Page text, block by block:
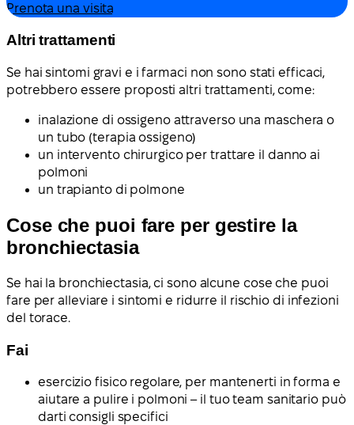
Prenota una visita
Altri trattamenti
Se hai sintomi gravi e i farmaci non sono stati efficaci,
potrebbero essere proposti altri trattamenti, come:
inalazione di ossigeno attraverso una maschera o
un tubo (terapia ossigeno)
un intervento chirurgico per trattare il danno ai
polmoni
un trapianto di polmone
Cose che puoi fare per gestire la
bronchiectasia
Se hai la bronchiectasia, ci sono alcune cose che puoi
fare per alleviare i sintomi e ridurre il rischio di infezioni
del torace.
Fai
esercizio fisico regolare, per mantenerti in forma e
aiutare a pulire i polmoni – il tuo team sanitario può
darti consigli specifici